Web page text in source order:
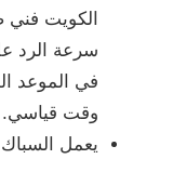
الكويت
سرعة الرد
في الموعد
وقت قياسي.
يعمل